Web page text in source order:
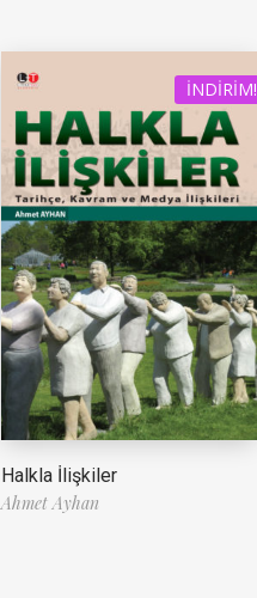
İNDIRIM!
Halkla İlişkiler
Ahmet Ayhan